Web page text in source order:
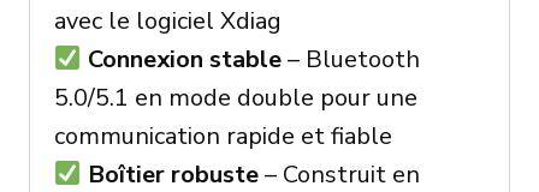
avec le logiciel Xdiag
Connexion stable– Bluetooth
5.0/5.1 en mode double pour une
communication rapide et fiable
Boîtier robuste– Construit en